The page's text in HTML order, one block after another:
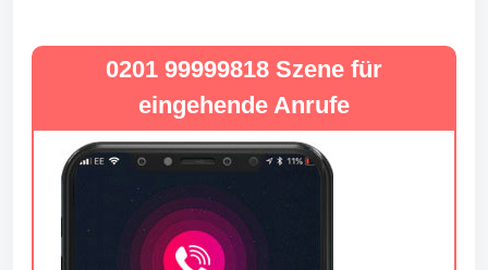
0201 99999818 Szene für
eingehende Anrufe